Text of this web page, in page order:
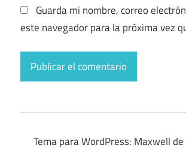
Guarda mi nombre, correo
este navegador para la próxima vez
Tema para WordPress: Maxwell